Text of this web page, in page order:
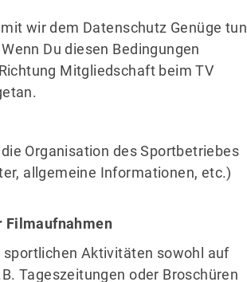
wir dem Datenschutz Genüge tun
Du diesen Bedingungen
Mitgliedschaft beim TV
Organisation des Sportbetriebes
allgemeine Informationen, etc.)
Filmaufnahmen
sportlichen Aktivitäten sowohl auf
Tageszeitungen oder Broschüren